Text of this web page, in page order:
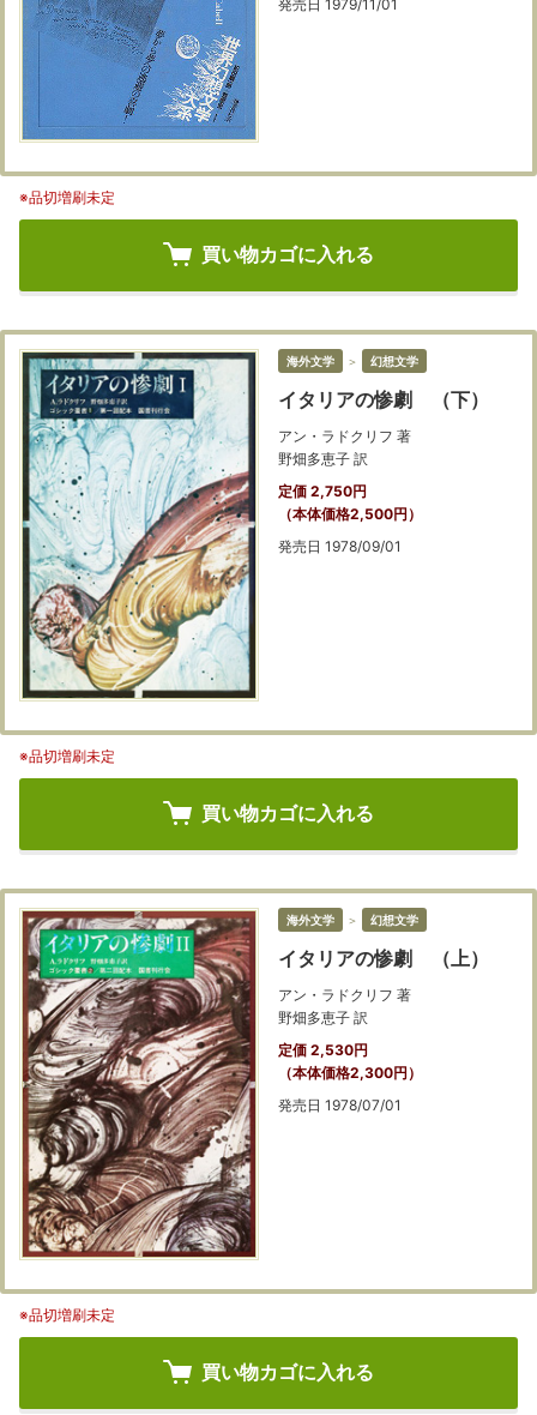
発売日 1979/11/01
※品切増刷未定
買い物カゴに入れる
海外文学 ＞ 幻想文学
イタリアの惨劇 （下）
アン・ラドクリフ 著
野畑多恵子 訳
定価 2,750円
（本体価格2,500円）
発売日 1978/09/01
※品切増刷未定
買い物カゴに入れる
海外文学 ＞ 幻想文学
イタリアの惨劇 （上）
アン・ラドクリフ 著
野畑多恵子 訳
定価 2,530円
（本体価格2,300円）
発売日 1978/07/01
※品切増刷未定
買い物カゴに入れる